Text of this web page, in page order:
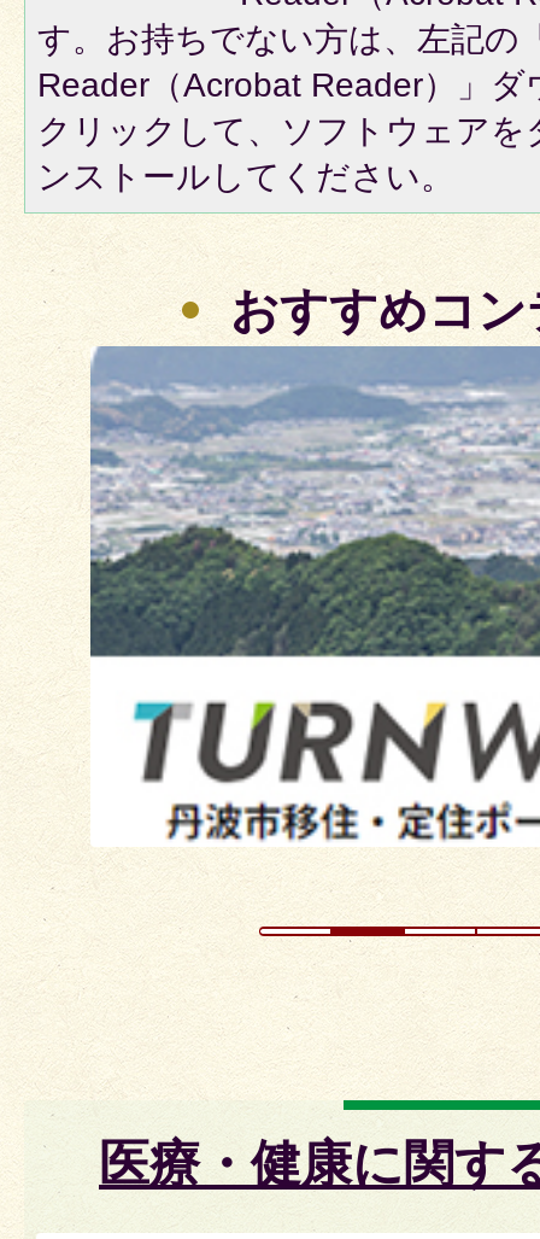
す。お持ちでない方は、左記の
Reader（Acrobat Reader）」
クリックして、ソフトウェア
ンストールしてください。
おすすめコ
2
枚
目
の
ス
医療・健康に関す